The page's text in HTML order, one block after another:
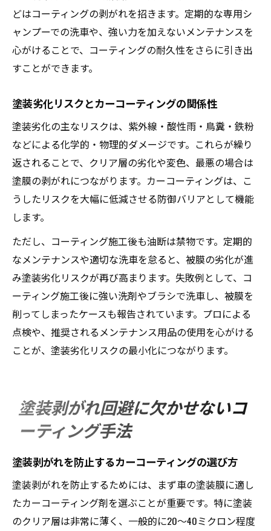
どはコーティングの剥がれを招きます。定期的な専用シ
ャンプーでの洗車や、強い力を加えないメンテナンスを
心がけることで、コーティングの耐久性をさらに引き出
すことができます。
塗装劣化リスクとカーコーティングの関係性
塗装劣化の主なリスクは、紫外線・酸性雨・鳥糞・鉄粉
などによる化学的・物理的ダメージです。これらが繰り
返されることで、クリア層の劣化や変色、最悪の場合は
塗膜の剥がれにつながります。カーコーティングは、こ
うしたリスクを大幅に低減させる防御バリアとして機能
します。
ただし、コーティング施工後も油断は禁物です。定期的
なメンテナンスや適切な洗車を怠ると、被膜の劣化が進
み塗装劣化リスクが再び高まります。失敗例として、コ
ーティング施工後に強い洗剤やブラシで洗車し、被膜を
削ってしまったケースも報告されています。プロによる
点検や、推奨されるメンテナンス用品の使用を心がける
ことが、塗装劣化リスクの最小化につながります。
塗装剥がれ回避に欠かせないコ
ーティング手法
塗装剥がれを防止するカーコーティングの選び方
塗装剥がれを防止するためには、まず車の塗装膜に適し
たカーコーティング剤を選ぶことが重要です。特に塗装
のクリア層は非常に薄く、一般的に20～40ミクロン程度